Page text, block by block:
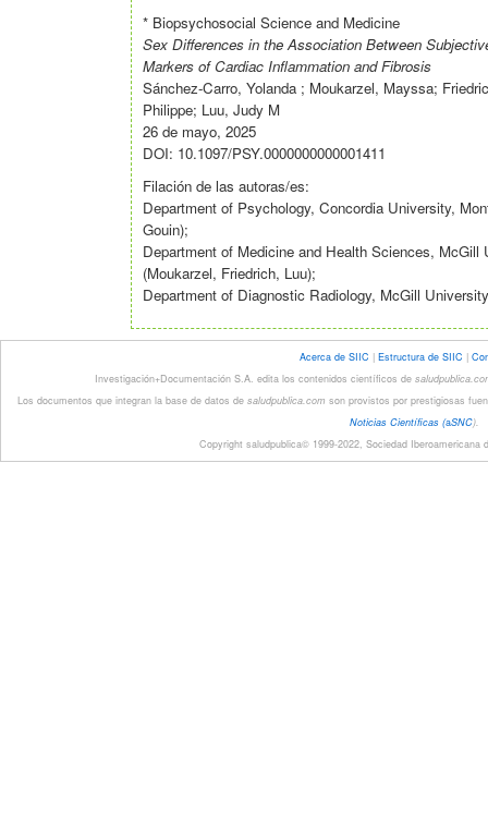
* Biopsychosocial Science and Medicine
Sex Differences in the Association Between
Markers of Cardiac Inflammation and Fibrosis
Sánchez-Carro, Yolanda ; Moukarzel, Mayssa;
Philippe; Luu, Judy M
26 de mayo, 2025
DOI: 10.1097/PSY.0000000000001411
Filación de las autoras/es:
Department of Psychology, Concordia University,
Gouin);
Department of Medicine and Health Sciences, McGill
(Moukarzel, Friedrich, Luu);
Department of Diagnostic Radiology, McGill
Acerca de SIIC | Estructura de SIIC |
Investigación+Documentación S.A. edita los contenidos científicos de
Los documentos que integran la base de datos de saludpublica.com son provistos por prestigiosas
Noticias Científicas (aSNC).
Copyright saludpublica© 1999-2022, Sociedad